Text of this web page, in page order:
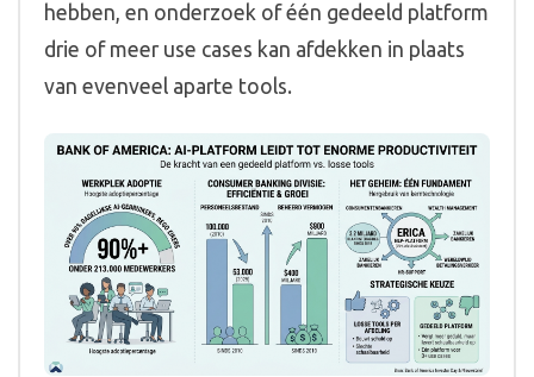
hebben, en onderzoek of één gedeeld platform
drie of meer use cases kan afdekken in plaats
van evenveel aparte tools.